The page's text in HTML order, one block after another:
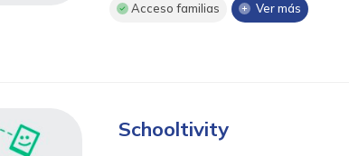
Acceso familias Ver más
Schooltivity